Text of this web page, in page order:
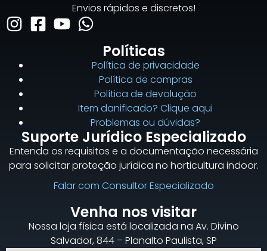
Envios rápidos e discretos!
Políticas
Política de privacidade
Política de compras
Política de devolução
Item danificado? Clique aqui
Problemas ou dúvidas?
Suporte Jurídico Especializado
Entenda os requisitos e a documentação necessária
para solicitar proteção jurídica no horticultura indoor.
Falar com Consultor Especializado
Venha nos visitar
Nossa loja física está localizada na Av. Divino
Salvador, 844 – Planalto Paulista, SP